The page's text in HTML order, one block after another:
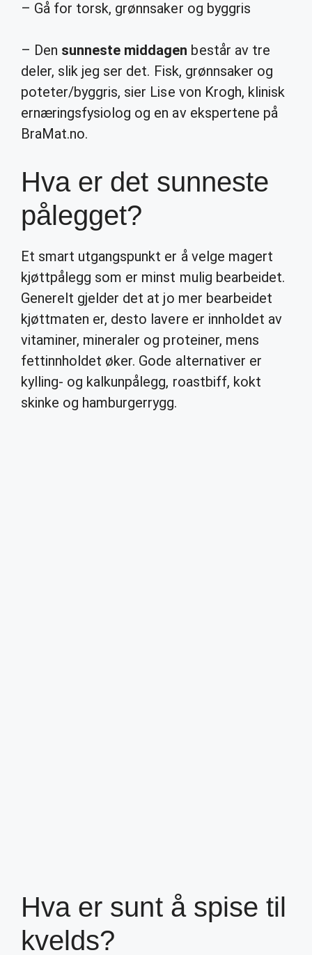
– Gå for torsk, grønnsaker og byggris
– Den sunneste middagen består av tre
deler, slik jeg ser det. Fisk, grønnsaker og
poteter/byggris, sier Lise von Krogh, klinisk
ernæringsfysiolog og en av ekspertene på
BraMat.no.
Hva er det sunneste
pålegget?
Et smart utgangspunkt er å velge magert
kjøttpålegg som er minst mulig bearbeidet.
Generelt gjelder det at jo mer bearbeidet
kjøttmaten er, desto lavere er innholdet av
vitaminer, mineraler og proteiner, mens
fettinnholdet øker. Gode alternativer er
kylling- og kalkunpålegg, roastbiff, kokt
skinke og hamburgerrygg.
Hva er sunt å spise til
kvelds?